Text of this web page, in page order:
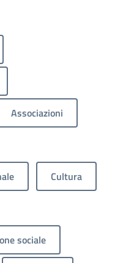
Associazioni
Cultura
sociale